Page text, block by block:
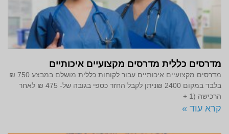
מדרסים כללית מדרסים מקצועיים איכותיים
מדרסים ‏מקצועיים ‏איכותיים עבור לקוחות ‏כללית מושלם במבצע 750 ₪
בלבד במקום 2400 ₪ניתן לקבל החזר כספי בגובה של- 475 ₪ לאחר
הרכישה (1 +
קרא עוד »